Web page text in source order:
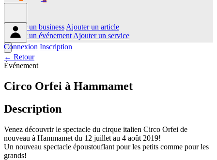
Ajouter un business Ajouter un article
Ajouter un événement Ajouter un service
Connexion Inscription
← Retour
Événement
Circo Orfei à Hammamet
Description
Venez découvrir le spectacle du cirque italien Circo Orfei de
nouveau à Hammamet du 12 juillet au 4 août 2019!
Un nouveau spectacle époustouflant pour les petits comme pour les
grands!